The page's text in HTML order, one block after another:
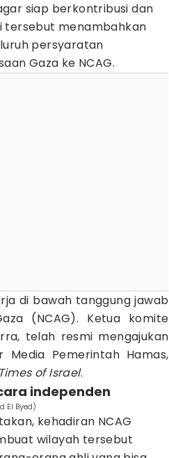
siap berkontribusi dan
tersebut menambahkan
persyaratan
Gaza ke NCAG.
di bawah tanggung jawab
(NCAG). Ketua komite
telah resmi mengajukan
Media Pemerintah Hamas,
Times of Israel.
independen
El Byed)
kehadiran NCAG
wilayah tersebut